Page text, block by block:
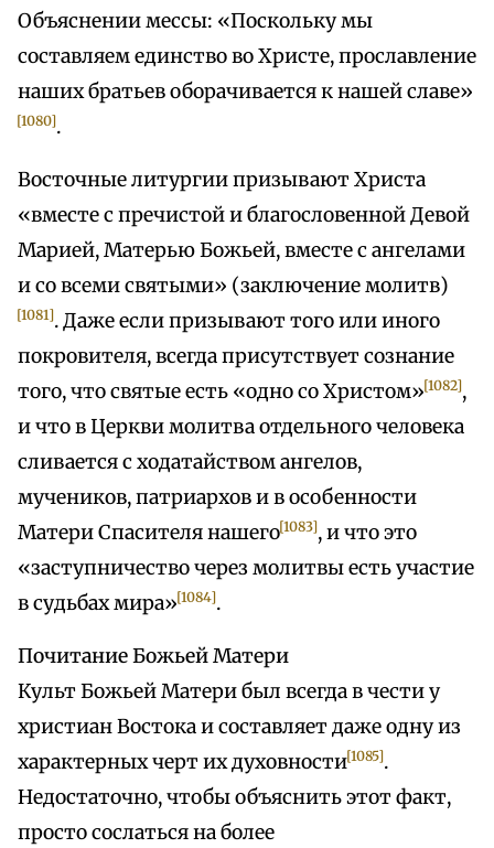
Объяснении мессы: «Поскольку мы
составляем единство во Христе, прославление
наших братьев оборачивается к нашей славе»
[1080].
Восточные литургии призывают Христа
«вместе с пречистой и благословенной Девой
Марией, Матерью Божьей, вместе с ангелами
и со всеми святыми» (заключение молитв)
[1081]. Даже если призывают того или иного
покровителя, всегда присутствует сознание
того, что святые есть «одно со Христом»[1082],
и что в Церкви молитва отдельного человека
сливается с ходатайством ангелов,
мучеников, патриархов и в особенности
Матери Спасителя нашего[1083], и что это
«заступничество через молитвы есть участие
в судьбах мира»[1084].
Почитание Божьей Матери
Культ Божьей Матери был всегда в чести у
христиан Востока и составляет даже одну из
характерных черт их духовности[1085].
Недостаточно, чтобы объяснить этот факт,
просто сослаться на более